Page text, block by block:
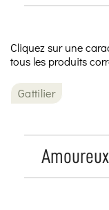
Cliquez sur une
tous les produits
Gattilier